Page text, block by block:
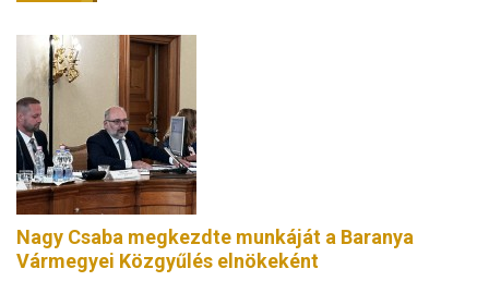
Nagy Csaba megkezdte munkáját a Baranya
Vármegyei Közgyűlés elnökeként